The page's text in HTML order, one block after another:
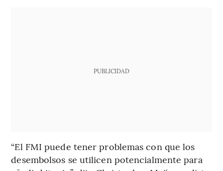
PUBLICIDAD
“El FMI puede tener problemas con que los
desembolsos se utilicen potencialmente para